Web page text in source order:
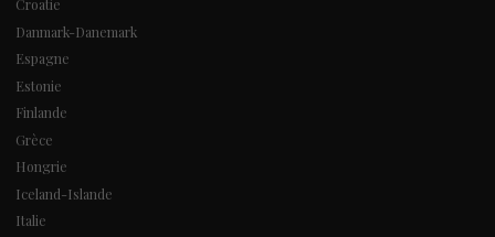
Croatie
Danmark-Danemark
Espagne
Estonie
Finlande
Grèce
Hongrie
Iceland-Islande
Italie